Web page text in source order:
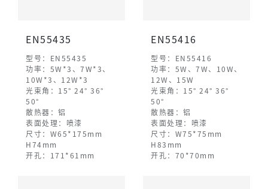
EN55435
型号：EN55435
功率：5W*3、7W*3、
10W*3、12W*3
光束角：15° 24° 36°
50°
散热器：铝
表面处理：喷漆
尺寸：W65*175mm
H74mm
开孔：171*61mm
EN55416
型号：EN55416
功率：5W、7W、10W、
12W、15W
光束角：15° 24° 36°
50°
散热器：铝
表面处理：喷漆
尺寸：W75*75mm
H83mm
开孔：70*70mm